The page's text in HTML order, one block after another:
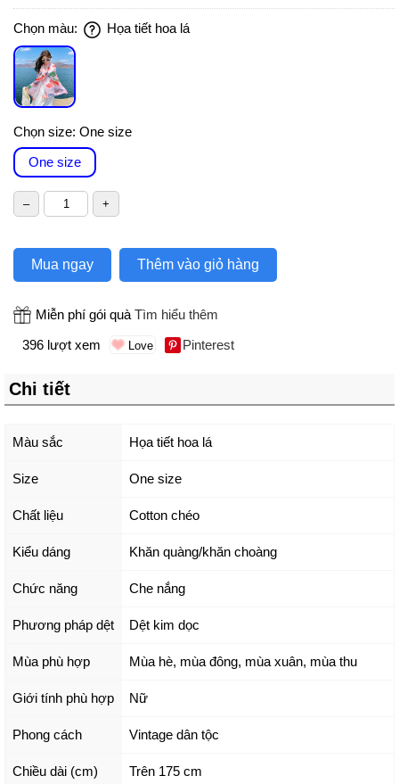
Chọn màu: Họa tiết hoa lá
Chọn size: One size
One size
Mua ngay Thêm vào giỏ hàng
Miễn phí gói quà Tìm hiểu thêm
396 lượt xem
Pinterest
Chi tiết
Màu sắc Họa tiết hoa lá
Size One size
Chất liệu Cotton chéo
Kiểu dáng Khăn quàng/khăn choàng
Chức năng Che nắng
Phương pháp dệt Dệt kim dọc
Mùa phù hợp Mùa hè, mùa đông, mùa xuân, mùa thu
Giới tính phù hợp Nữ
Phong cách Vintage dân tộc
Chiều dài (cm) Trên 175 cm